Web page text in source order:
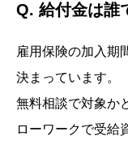
Q. 給付金は誰
雇用保険の加入期
決まっています。
無料相談で対象か
ローワークで受給